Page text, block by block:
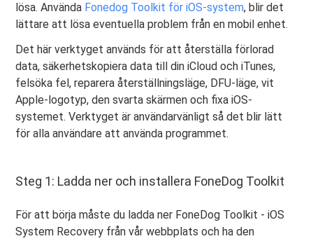
lösa. Använda Fonedog Toolkit för iOS-system, blir det
lättare att lösa eventuella problem från en mobil enhet.
Det här verktyget används för att återställa förlorad
data, säkerhetskopiera data till din iCloud och iTunes,
felsöka fel, reparera återställningsläge, DFU-läge, vit
Apple-logotyp, den svarta skärmen och fixa iOS-
systemet. Verktyget är användarvänligt så det blir lätt
för alla användare att använda programmet.
Steg 1: Ladda ner och installera FoneDog Toolkit
För att börja måste du ladda ner FoneDog Toolkit - iOS
System Recovery från vår webbplats och ha den